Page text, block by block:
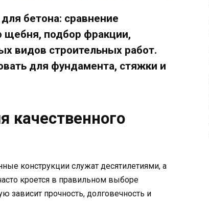
бетона: сравнение
щебня, подбор фракции,
видов строительных работ.
для фундамента, стяжки и
качественного
конструкции служат десятилетиями, а
кроется в правильном выборе
зависит прочность, долговечность и